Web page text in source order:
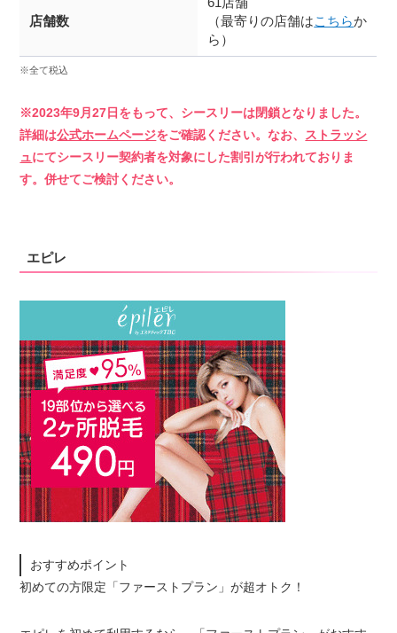
店舗数
（最寄りの店舗はこちらか
ら）
※全て税込
※2023年9月27日をもって、シースリーは閉鎖となりました。
詳細は公式ホームページをご確認ください。なお、
ストラッシ
ュにてシースリー契約者を対象にした割引が行われておりま
す。併せてご検討ください。
エピレ
おすすめポイント
初めての方限定「ファーストプラン」が超オトク！